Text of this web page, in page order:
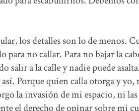
los detalles son lo de menos.
no callar. Para no bajar la
salir a la calle y nadie puede
así. Porque quien calla otorga y
la invasión de mi espacio, ni
el derecho de opinar sobre mi